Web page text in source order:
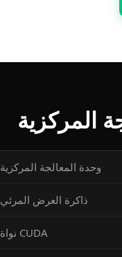
المركزية
وحدة المعالجة المركزية
ذاكرة العرض المرئي
نواة CUDA